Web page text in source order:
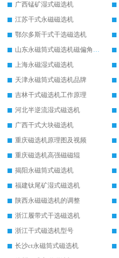
广西锰矿湿式磁选机
江苏干式永磁磁选机
鄂尔多斯干式干选磁选机
山东永磁筒式磁选机磁偏角怎么调整
上海永磁湿式磁选机
天津永磁筒式磁选机品牌
吉林干式磁选机工作原理
河北半逆流湿式磁选机
广西干式大块磁选机
重庆磁选机原理图及视频
重庆磁选机高强磁磁辊
揭阳永磁筒式磁选机
福建钛尾矿湿式磁选机
陕西永磁磁选机的调整
浙江履带式干选磁选机
浙江干式磁选机型号
长沙ct永磁筒式磁选机